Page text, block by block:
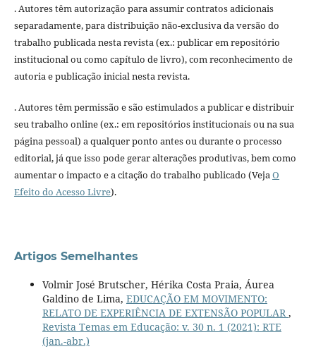
. Autores têm autorização para assumir contratos adicionais
separadamente, para distribuição não-exclusiva da versão do
trabalho publicada nesta revista (ex.: publicar em repositório
institucional ou como capítulo de livro), com reconhecimento de
autoria e publicação inicial nesta revista.
. Autores têm permissão e são estimulados a publicar e distribuir
seu trabalho online (ex.: em repositórios institucionais ou na sua
página pessoal) a qualquer ponto antes ou durante o processo
editorial, já que isso pode gerar alterações produtivas, bem como
aumentar o impacto e a citação do trabalho publicado (VejaO
Efeito do Acesso Livre).
Artigos Semelhantes
Volmir José Brutscher, Hérika Costa Praia, Áurea
Galdino de Lima, EDUCAÇÃO EM MOVIMENTO:
RELATO DE EXPERIÊNCIA DE EXTENSÃO POPULAR ,
Revista Temas em Educação: v. 30 n. 1 (2021): RTE
(jan.-abr.)